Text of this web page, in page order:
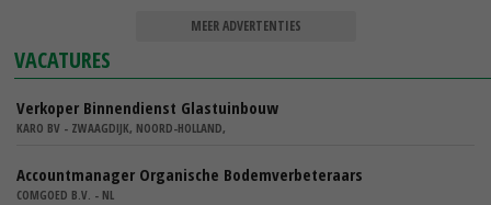
MEER ADVERTENTIES
VACATURES
Verkoper Binnendienst Glastuinbouw
KARO BV - ZWAAGDIJK, NOORD-HOLLAND,
Accountmanager Organische Bodemverbeteraars
COMGOED B.V. - NL